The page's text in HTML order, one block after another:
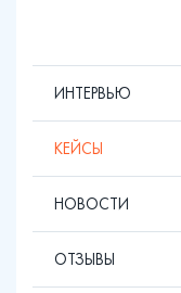
ИНТЕРВЬЮ
КЕЙСЫ
НОВОСТИ
ОТЗЫВЫ